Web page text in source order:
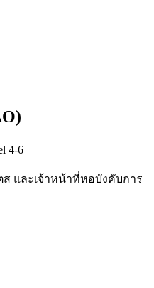
4-6
และเจ้าหน้าที่หอบังคับการ